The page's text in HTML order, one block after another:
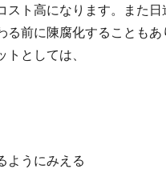
スト高になります。また
前に陳腐化することも
としては、
ようにみえる